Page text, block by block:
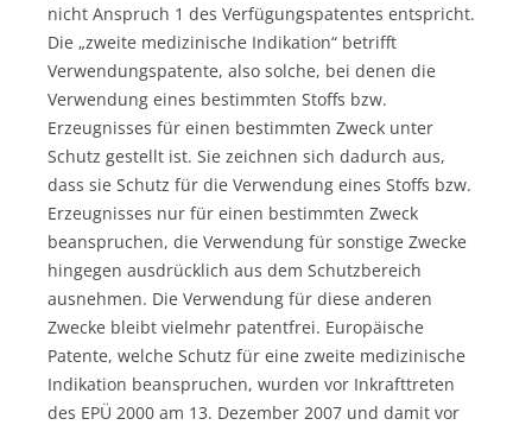
nicht Anspruch 1 des Verfügungspatentes entspricht.
Die „zweite medizinische Indikation“ betrifft
Verwendungspatente, also solche, bei denen die
Verwendung eines bestimmten Stoffs bzw.
Erzeugnisses für einen bestimmten Zweck unter
Schutz gestellt ist. Sie zeichnen sich dadurch aus,
dass sie Schutz für die Verwendung eines Stoffs bzw.
Erzeugnisses nur für einen bestimmten Zweck
beanspruchen, die Verwendung für sonstige Zwecke
hingegen ausdrücklich aus dem Schutzbereich
ausnehmen. Die Verwendung für diese anderen
Zwecke bleibt vielmehr patentfrei. Europäische
Patente, welche Schutz für eine zweite medizinische
Indikation beanspruchen, wurden vor Inkrafttreten
des EPÜ 2000 am 13. Dezember 2007 und damit vor